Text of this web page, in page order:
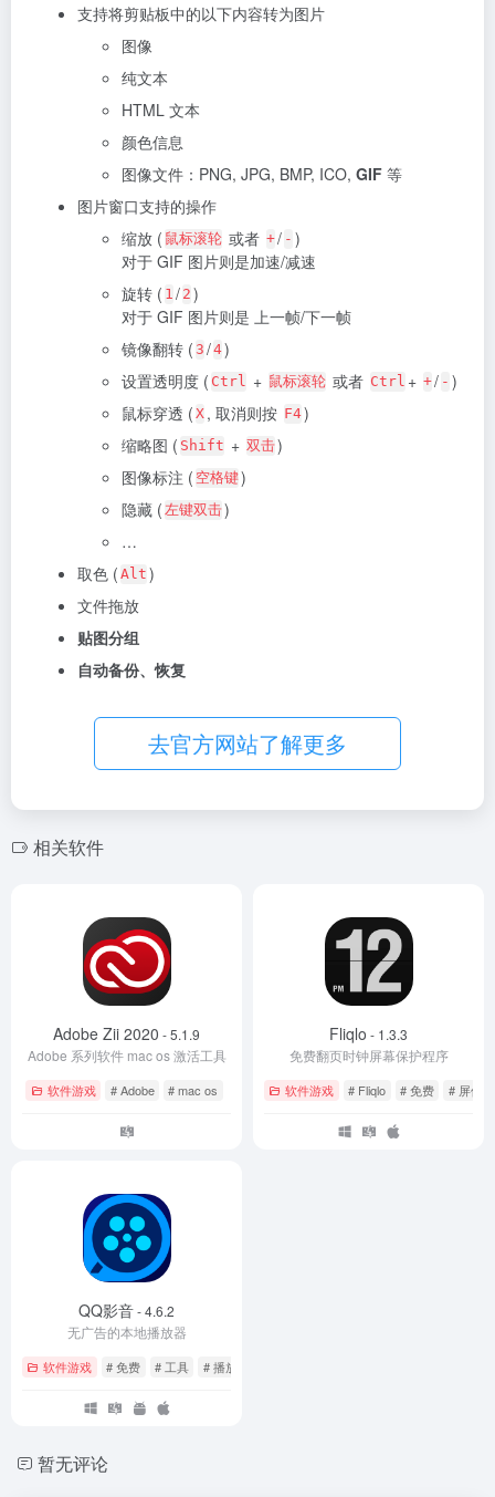
支持将剪贴板中的以下内容转为图片
图像
纯文本
HTML 文本
颜色信息
图像文件：PNG, JPG, BMP, ICO, GIF 等
图片窗口支持的操作
缩放 ( 鼠标滚轮 或者 +/ - )
对于 GIF 图片则是加速/减速
旋转 ( 1 / 2 )
对于 GIF 图片则是 上一帧/下一帧
镜像翻转 ( 3 /4)
设置透明度 ( Ctrl + 鼠标滚轮 或者 Ctrl + +/ - )
鼠标穿透 ( X , 取消则按 F4)
缩略图 ( Shift + 双击)
图像标注 ( 空格键)
隐藏 ( 左键双击)
…
取色 ( Alt )
文件拖放
贴图分组
自动备份、恢复
去官方网站了解更多
相关软件
Adobe Zii 2020 - 5.1.9
Adobe 系列软件 mac os 激活工具
软件游戏 # Adobe # mac os
Fliqlo - 1.3.3
免费翻页时钟屏幕保护程序
软件游戏 # Fliqlo # 免费 # 屏保
QQ影音- 4.6.2
无广告的本地播放器
软件游戏 # 免费 # 工具 # 播放器
暂无评论